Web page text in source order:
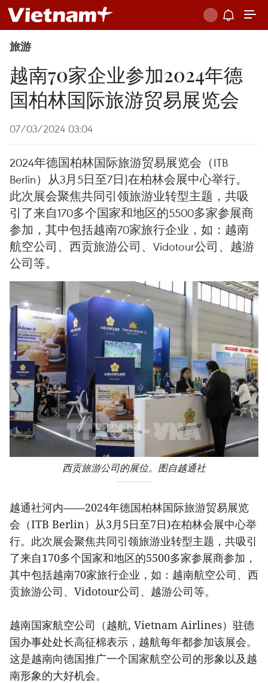
旅游
越南70家企业参加2024年德
国柏林国际旅游贸易展览会
07/03/2024 03:04
2024年德国柏林国际旅游贸易展览会（ITB
Berlin）从3月5日至7日)在柏林会展中心举行。
此次展会聚焦共同引领旅游业转型主题，共吸
引了来自170多个国家和地区的5500多家参展商
参加，其中包括越南70家旅行企业，如：越南
航空公司、西贡旅游公司、Vidotour公司、越游
公司等。
西贡旅游公司的展位。图自越通社
越通社河内——2024年德国柏林国际旅游贸易展览
会（ITB Berlin）从3月5日至7日)在柏林会展中心举
行。此次展会聚焦共同引领旅游业转型主题，共吸引
了来自170多个国家和地区的5500多家参展商参加，
其中包括越南70家旅行企业，如：越南航空公司、西
贡旅游公司、Vidotour公司、越游公司等。
越南国家航空公司（越航, Vietnam Airlines）驻德
国办事处处长高征棉表示，越航每年都参加该展会。
这是越南向德国推广一个国家航空公司的形象以及越
南形象的大好机会。